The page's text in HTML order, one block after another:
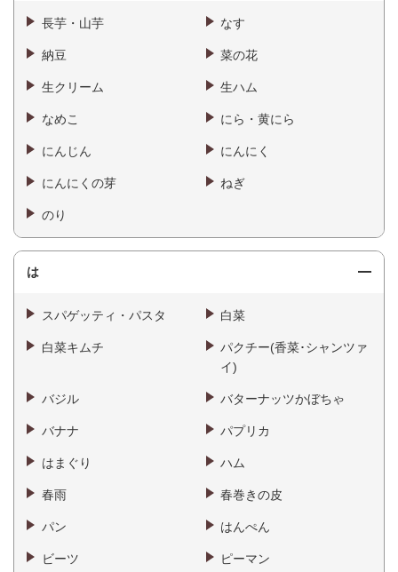
長芋・山芋 なす
納豆 菜の花
生クリーム 生ハム
なめこ にら・黄にら
にんじん にんにく
にんにくの芽 ねぎ
のり
は
スパゲッティ・パスタ 白菜
白菜キムチ
パクチー(香菜･シャンツァ
イ)
バジル バターナッツかぼちゃ
バナナ パプリカ
はまぐり ハム
春雨 春巻きの皮
パン はんぺん
ビーツ ピーマン